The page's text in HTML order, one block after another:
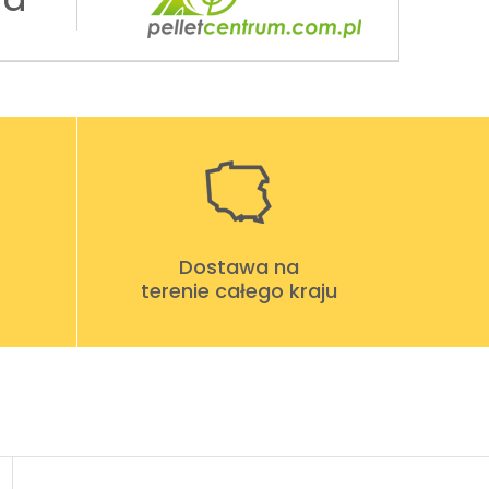
Dostawa na
terenie całego kraju